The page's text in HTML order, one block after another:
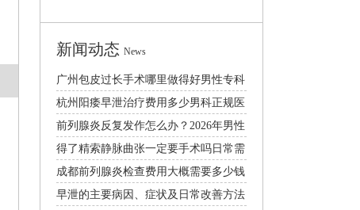
新闻动态 News
广州包皮过长手术哪里做得好男性专科
医院口碑排行
杭州阳痿早泄治疗费用多少男科正规医
院排名推荐
前列腺炎反复发作怎么办？2026年男性
日常护理与科学治疗方法
得了精索静脉曲张一定要手术吗日常需
要注意什么
成都前列腺炎检查费用大概需要多少钱
早泄的主要病因、症状及日常改善方法